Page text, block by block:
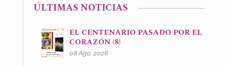
ÚLTIMAS NOTICIAS
EL CENTENARIO PASADO POR EL
CORAZÓN (8)
08 Ago, 2026